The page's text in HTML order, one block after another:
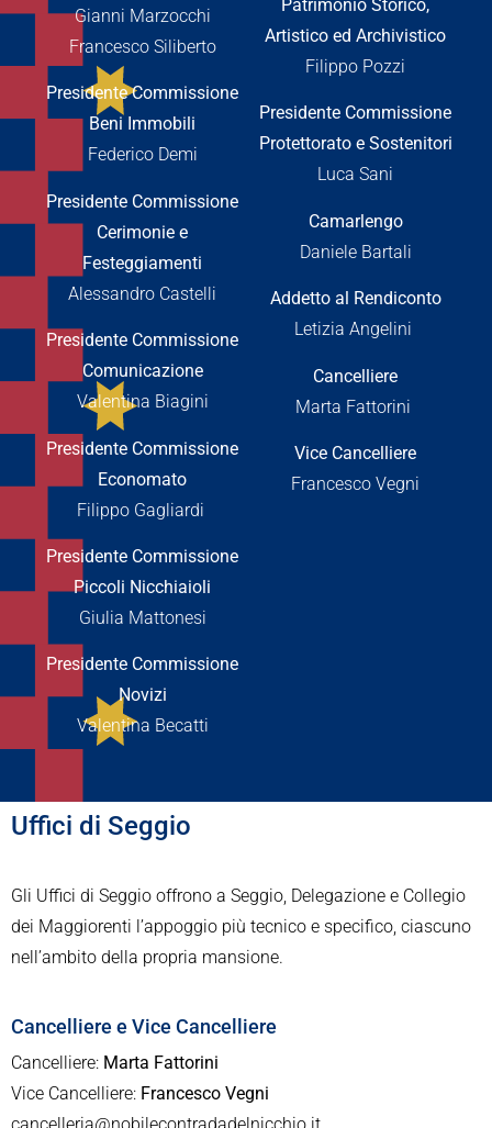
Gianni Marzocchi
Francesco Siliberto
Presidente Commissione
Beni Immobili
Federico Demi
Presidente Commissione
Cerimonie e
Festeggiamenti
Alessandro Castelli
Presidente Commissione
Comunicazione
Valentina Biagini
Presidente Commissione
Economato
Filippo Gagliardi
Presidente Commissione
Piccoli Nicchiaioli
Giulia Mattonesi
Presidente Commissione
Novizi
Valentina Becatti
Patrimonio Storico,
Artistico ed Archivistico
Filippo Pozzi
Presidente Commissione
Protettorato e Sostenitori
Luca Sani
Camarlengo
Daniele Bartali
Addetto al Rendiconto
Letizia Angelini
Cancelliere
Marta Fattorini
Vice Cancelliere
Francesco Vegni
Uffici di Seggio
Gli Uffici di Seggio offrono a Seggio, Delegazione e Collegio
dei Maggiorenti l’appoggio più tecnico e specifico, ciascuno
nell’ambito della propria mansione.
Cancelliere e Vice Cancelliere
Cancelliere: Marta Fattorini
Vice Cancelliere: Francesco Vegni
cancelleria@nobilecontradadelnicchio.it